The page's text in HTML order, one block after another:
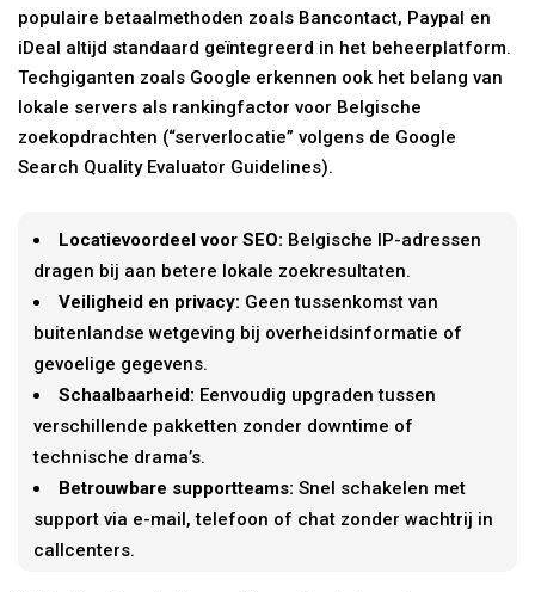
populaire betaalmethoden zoals Bancontact, Paypal en
iDeal altijd standaard geïntegreerd in het beheerplatform.
Techgiganten zoals Google erkennen ook het belang van
lokale servers als rankingfactor voor Belgische
zoekopdrachten (“serverlocatie” volgens de Google
Search Quality Evaluator Guidelines).
Locatievoordeel voor SEO: Belgische IP-adressen
dragen bij aan betere lokale zoekresultaten.
Veiligheid en privacy: Geen tussenkomst van
buitenlandse wetgeving bij overheidsinformatie of
gevoelige gegevens.
Schaalbaarheid: Eenvoudig upgraden tussen
verschillende pakketten zonder downtime of
technische drama’s.
Betrouwbare supportteams: Snel schakelen met
support via e-mail, telefoon of chat zonder wachtrij in
callcenters.